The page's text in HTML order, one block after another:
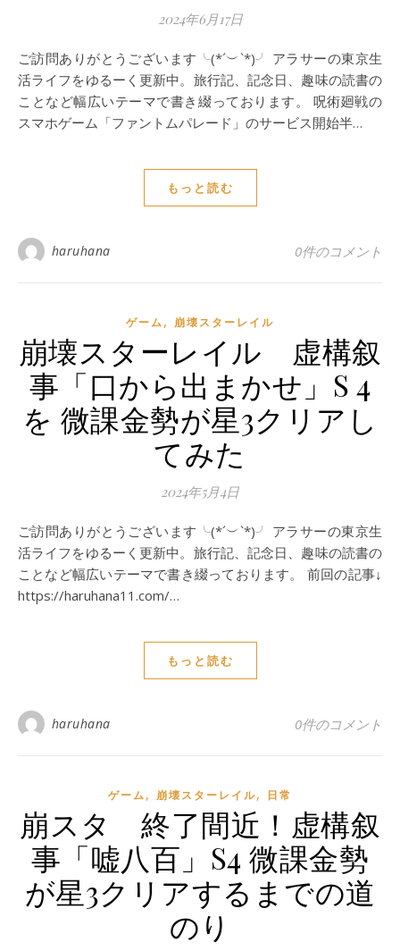
2024年6月17日
ご訪問ありがとうございます╰(*´︶`*)╯ アラサーの東京生
活ライフをゆるーく更新中。旅行記、記念日、趣味の読書の
ことなど幅広いテーマで書き綴っております。 呪術廻戦の
スマホゲーム「ファントムパレード」のサービス開始半…
もっと読む
haruhana 0件のコメント
ゲーム, 崩壊スターレイル
崩壊スターレイル 虚構叙
事「口から出まかせ」S 4
を 微課金勢が星3クリアし
てみた
2024年5月4日
ご訪問ありがとうございます╰(*´︶`*)╯ アラサーの東京生
活ライフをゆるーく更新中。旅行記、記念日、趣味の読書の
ことなど幅広いテーマで書き綴っております。 前回の記事↓
https://haruhana11.com/…
もっと読む
haruhana 0件のコメント
ゲーム, 崩壊スターレイル, 日常
崩スタ 終了間近！虚構叙
事「嘘八百」S4 微課金勢
が星3クリアするまでの道
のり